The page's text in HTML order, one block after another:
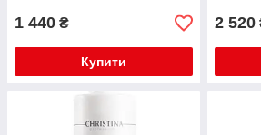
1 440 ₴
Купити
2 520